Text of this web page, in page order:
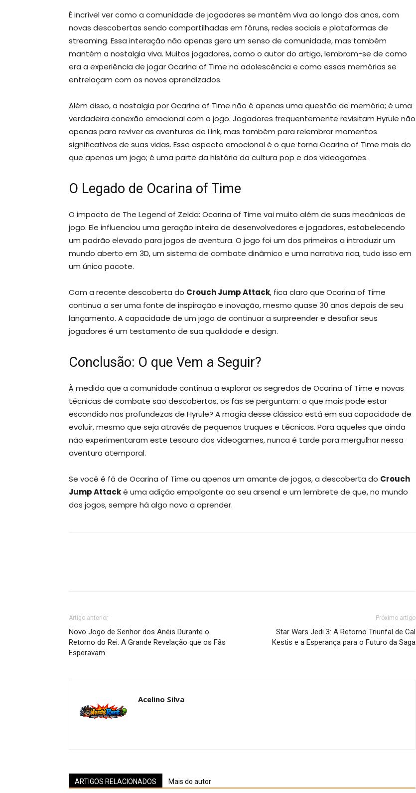
É incrível ver como a comunidade de jogadores se mantém viva ao longo dos anos, com
novas descobertas sendo compartilhadas em fóruns, redes sociais e plataformas de
streaming. Essa interação não apenas gera um senso de comunidade, mas também
mantém a nostalgia viva. Muitos jogadores, como o autor do artigo, lembram-se de como
era a experiência de jogar Ocarina of Time na adolescência e como essas memórias se
entrelaçam com os novos aprendizados.
Além disso, a nostalgia por Ocarina of Time não é apenas uma questão de memória; é uma
verdadeira conexão emocional com o jogo. Jogadores frequentemente revisitam Hyrule não
apenas para reviver as aventuras de Link, mas também para relembrar momentos
significativos de suas vidas. Esse aspecto emocional é o que torna Ocarina of Time mais do
que apenas um jogo; é uma parte da história da cultura pop e dos videogames.
O Legado de Ocarina of Time
O impacto de The Legend of Zelda: Ocarina of Time vai muito além de suas mecânicas de
jogo. Ele influenciou uma geração inteira de desenvolvedores e jogadores, estabelecendo
um padrão elevado para jogos de aventura. O jogo foi um dos primeiros a introduzir um
mundo aberto em 3D, um sistema de combate dinâmico e uma narrativa rica, tudo isso em
um único pacote.
Com a recente descoberta do Crouch Jump Attack, fica claro que Ocarina of Time
continua a ser uma fonte de inspiração e inovação, mesmo quase 30 anos depois de seu
lançamento. A capacidade de um jogo de continuar a surpreender e desafiar seus
jogadores é um testamento de sua qualidade e design.
Conclusão: O que Vem a Seguir?
À medida que a comunidade continua a explorar os segredos de Ocarina of Time e novas
técnicas de combate são descobertas, os fãs se perguntam: o que mais pode estar
escondido nas profundezas de Hyrule? A magia desse clássico está em sua capacidade de
evoluir, mesmo que seja através de pequenos truques e técnicas. Para aqueles que ainda
não experimentaram este tesouro dos videogames, nunca é tarde para mergulhar nessa
aventura atemporal.
Se você é fã de Ocarina of Time ou apenas um amante de jogos, a descoberta do Crouch
Jump Attacké uma adição empolgante ao seu arsenal e um lembrete de que, no mundo
dos jogos, sempre há algo novo a aprender.
Artigo anterior
Novo Jogo de Senhor dos Anéis Durante o
Retorno do Rei: A Grande Revelação que os Fãs
Esperavam
Próximo artigo
Star Wars Jedi 3: A Retorno Triunfal de Cal
Kestis e a Esperança para o Futuro da Saga
Acelino Silva
ARTIGOS RELACIONADOS Mais do autor